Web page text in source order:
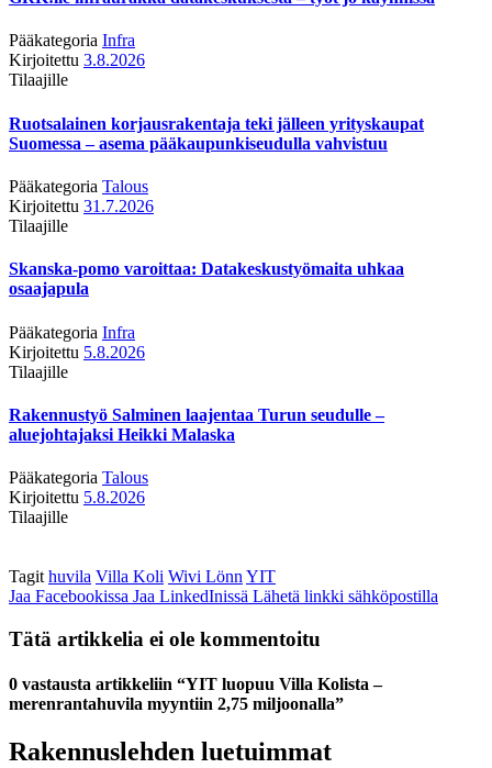
Pääkategoria Infra
Kirjoitettu 3.8.2026
Tilaajille
Ruotsalainen korjausrakentaja teki jälleen yrityskaupat
Suomessa – asema pääkaupunkiseudulla vahvistuu
Pääkategoria Talous
Kirjoitettu 31.7.2026
Tilaajille
Skanska-pomo varoittaa: Datakeskustyömaita uhkaa
osaajapula
Pääkategoria Infra
Kirjoitettu 5.8.2026
Tilaajille
Rakennustyö Salminen laajentaa Turun seudulle –
aluejohtajaksi Heikki Malaska
Pääkategoria Talous
Kirjoitettu 5.8.2026
Tilaajille
Tagit huvila Villa Koli Wivi Lönn YIT
Jaa Facebookissa Jaa LinkedInissä Lähetä linkki sähköpostilla
Tätä artikkelia ei ole kommentoitu
0 vastausta artikkeliin “YIT luopuu Villa Kolista –
merenrantahuvila myyntiin 2,75 miljoonalla”
Rakennuslehden luetuimmat